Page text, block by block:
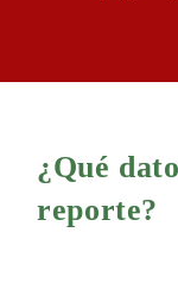
¿Qué
reporte?